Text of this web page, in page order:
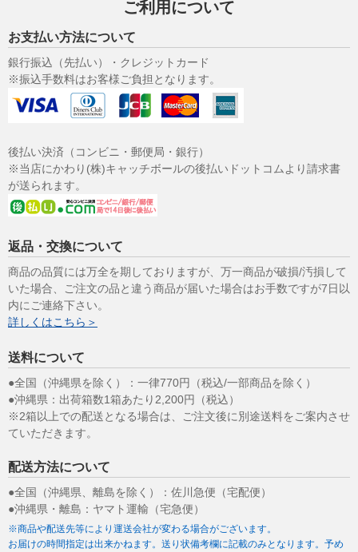
ご利用について
お支払い方法について
銀行振込（先払い）・クレジットカード
※振込手数料はお客様ご負担となります。
後払い決済（コンビニ・郵便局・銀行）
※当店にかわり(株)キャッチボールの後払いドットコムより請求書
が送られます。
返品・交換について
商品の品質には万全を期しておりますが、万一商品が破損/汚損して
いた場合、ご注文の品と違う商品が届いた場合はお手数ですが7日以
内にご連絡下さい。
詳しくはこちら＞
送料について
●全国（沖縄県を除く）：一律770円（税込/一部商品を除く）
●沖縄県：出荷箱数1箱あたり2,200円（税込）
※2箱以上での配送となる場合は、ご注文後に別途送料をご案内させ
ていただきます。
配送方法について
●全国（沖縄県、離島を除く）：佐川急便（宅配便）
●沖縄県・離島：ヤマト運輸（宅急便）
※商品や配送先等により運送会社が変わる場合がございます。
お届けの時間指定は出来かねます。送り状備考欄に記載のみとなります。予め